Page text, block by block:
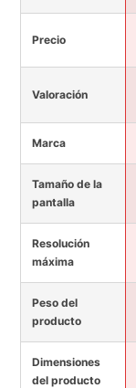
Precio
Valoración
Marca
Tamaño de la
pantalla
Resolución
máxima
Peso del
producto
Dimensiones
del producto